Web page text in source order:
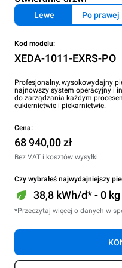
Lewe Po prawej
Kod modelu:
XEDA-1011-EXRS-PO
Profesjonalny, wysokowydajny
najnowszy system operacyjny i
do zarządzania każdym
cukiernictwie i piekarnictwie.
Cena:
68 940,00 zł
Bez VAT i kosztów wysyłki
Czy wybrałeś najwydajniejszy
38,8 kWh/d* - 0
*Przeczytaj więcej o danych w